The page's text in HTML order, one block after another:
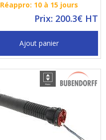
Réappro: 10 à 15 jours
Prix: 200.3€ HT
Ajout panier